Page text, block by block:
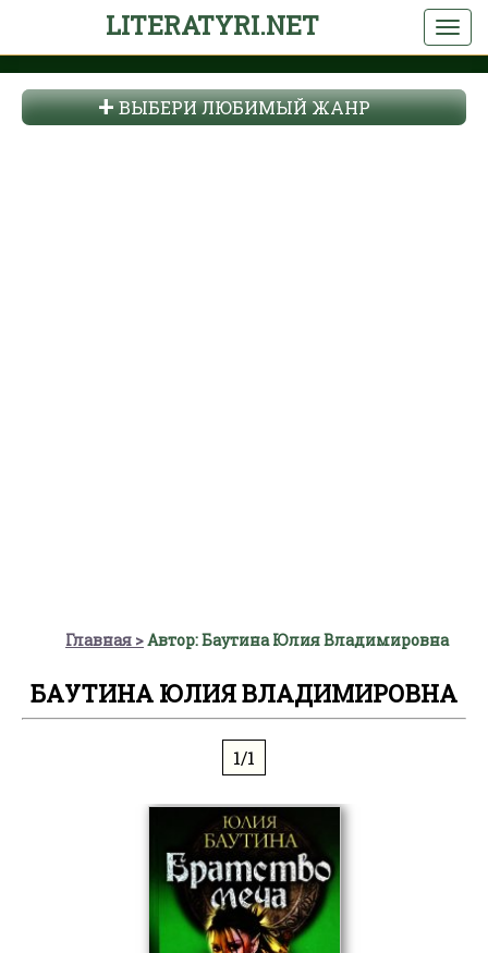
LITERATYRI.NET
ВЫБЕРИ ЛЮБИМЫЙ ЖАНР
Главная Автор: Баутина Юлия Владимировна
БАУТИНА ЮЛИЯ ВЛАДИМИРОВНА
1/1